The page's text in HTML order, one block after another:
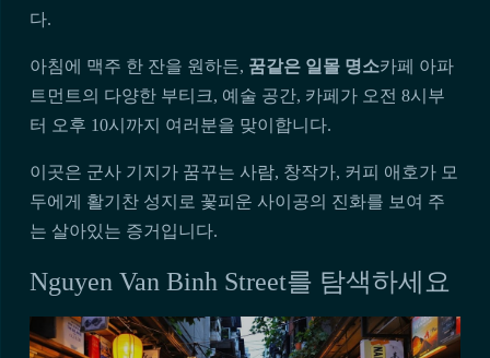
다.
아침에 맥주 한 잔을 원하든, 꿈같은 일몰 명소카페 아파
트먼트의 다양한 부티크, 예술 공간, 카페가 오전 8시부
터 오후 10시까지 여러분을 맞이합니다.
이곳은 군사 기지가 꿈꾸는 사람, 창작가, 커피 애호가 모
두에게 활기찬 성지로 꽃피운 사이공의 진화를 보여 주
는 살아있는 증거입니다.
Nguyen Van Binh Street를 탐색하세요